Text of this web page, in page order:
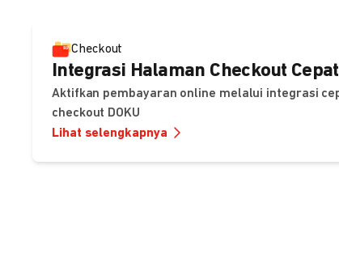
Checkout
Integrasi Halaman Checkout
Aktifkan pembayaran online melalui integrasi
checkout DOKU
Lihat selengkapnya